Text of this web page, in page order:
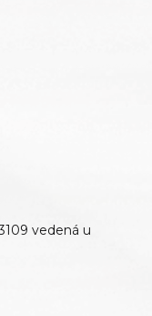
vedená u